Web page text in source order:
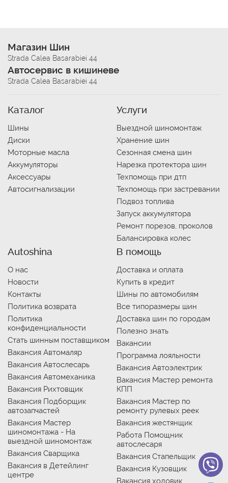
Магазин Шин
Strada Calea Basarabiei 44
Автосервис в кишиневе
Strada Calea Basarabiei 44
Каталог
Шины
Диски
Моторные масла
Аккумуляторы
Аксессуары
Автосигнализации
Услуги
Выездной шиномонтаж
Хранение шин
Сезонная смена шин
Нарезка протектора шин
Техпомощь при дтп
Техпомощь при застревании
Подвоз топлива
Запуск аккумулятора
Ремонт порезов, проколов
Балансировка колес
Autoshina
О нас
Новости
Контакты
Политика возврата
Политика
конфиденциальности
Стать шинным поставщиком
Вакансия Автомаляр
Вакансия Автослесарь
Вакансия Автомеханика
Вакансия Рихтовщик
Вакансия Подборщик
автозапчастей
Вакансия Мастер
шиномонтажа - На
выездной шиномонтаж
Вакансия Сварщика
Вакансия в Детейлинг
центре
В помощь
Доставка и оплата
Купить в кредит
Шины по автомобилям
Все типоразмеры шин
Доставка шин по городам
Полезно знать
Вакансии
Программа лояльности
Вакансия Автоэлектрик
Вакансия Мастер ремонта
КПП
Вакансия Мастер по
ремонту рулевых реек
Вакансия жестянщик
Работа Помощник
автослесаря
Вакансия Стапельщик
Вакансия Кузовщик
Вакансия ходовик